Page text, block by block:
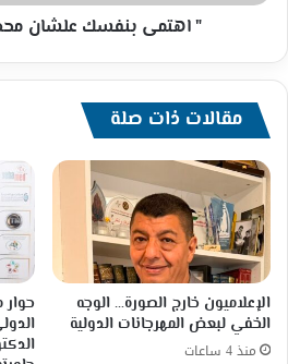
" اهتمى بنفسك علشان
مقالات ذات صلة
الإعلاميون خارج الصورة… الوجه
الخفي لبعض المهرجانات الدولية
منذ 4 ساعات
حوار